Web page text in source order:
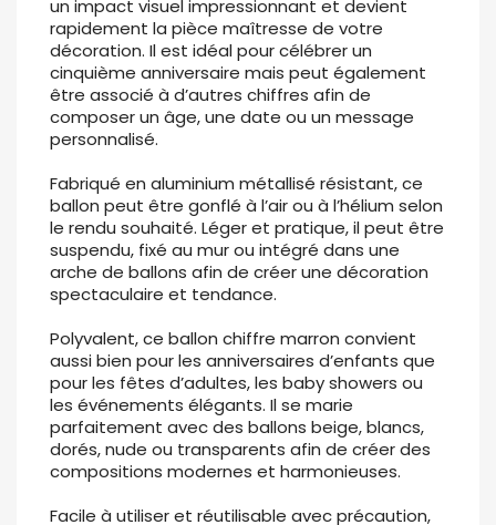
un impact visuel impressionnant et devient
rapidement la pièce maîtresse de votre
décoration. Il est idéal pour célébrer un
cinquième anniversaire mais peut également
être associé à d’autres chiffres afin de
composer un âge, une date ou un message
personnalisé.
Fabriqué en aluminium métallisé résistant, ce
ballon peut être gonflé à l’air ou à l’hélium selon
le rendu souhaité. Léger et pratique, il peut être
suspendu, fixé au mur ou intégré dans une
arche de ballons afin de créer une décoration
spectaculaire et tendance.
Polyvalent, ce ballon chiffre marron convient
aussi bien pour les anniversaires d’enfants que
pour les fêtes d’adultes, les baby showers ou
les événements élégants. Il se marie
parfaitement avec des ballons beige, blancs,
dorés, nude ou transparents afin de créer des
compositions modernes et harmonieuses.
Facile à utiliser et réutilisable avec précaution,